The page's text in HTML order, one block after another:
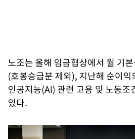
노조는 올해 임금협상에서 월 기
(호봉승급분 제외), 지난해 순이
인공지능(AI) 관련 고용 및 노동조
있다.